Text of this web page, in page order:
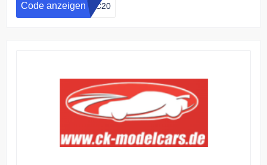
Code anzeigen GC20